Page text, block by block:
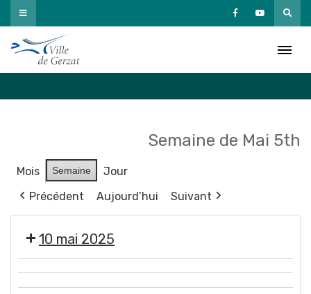
Passer
au
contenu
Semaine de Mai 5th
Mois Semaine
Jour
Précédent
Aujourd’hui Suivant
10 mai 2025
Tournage
🧥